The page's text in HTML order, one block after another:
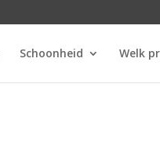
Schoonheid Welk